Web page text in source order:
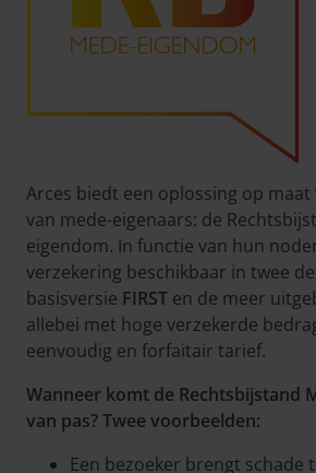
Arces biedt een oplossing op maat
van mede-eigenaars: de
eigendom. In functie van hun
verzekering beschikbaar in twee
basisversie FIRST en de meer
allebei met hoge verzekerde
eenvoudig en forfaitair tarief.
Wanneer komt de Rechtsbijstand
van pas? Twee voorbeelden:
Een bezoeker brengt schade